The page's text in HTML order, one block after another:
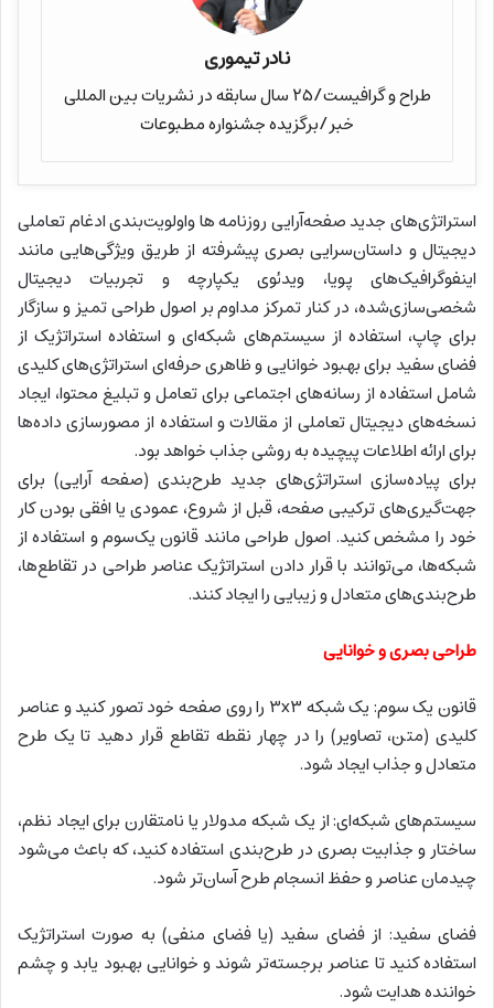
نادر تیموری
طراح و گرافیست/۲۵ سال سابقه در نشریات بین المللی
خبر/برگزیده جشنواره مطبوعات
استراتژی‌های جدید صفحه‌آرایی روزنامه ها واولویت‌بندی ادغام تعاملی
دیجیتال و داستان‌سرایی بصری پیشرفته از طریق ویژگی‌هایی مانند
اینفوگرافیک‌های پویا، ویدئوی یکپارچه و تجربیات دیجیتال
شخصی‌سازی‌شده، در کنار تمرکز مداوم بر اصول طراحی تمیز و سازگار
برای چاپ، استفاده از سیستم‌های شبکه‌ای و استفاده استراتژیک از
فضای سفید برای بهبود خوانایی و ظاهری حرفه‌ای استراتژی‌های کلیدی
شامل استفاده از رسانه‌های اجتماعی برای تعامل و تبلیغ محتوا، ایجاد
نسخه‌های دیجیتال تعاملی از مقالات و استفاده از مصورسازی داده‌ها
برای ارائه اطلاعات پیچیده به روشی جذاب خواهد بود.
برای پیاده‌سازی استراتژی‌های جدید طرح‌بندی (صفحه آرایی) برای
جهت‌گیری‌های ترکیبی صفحه، قبل از شروع، عمودی یا افقی بودن کار
خود را مشخص کنید. اصول طراحی مانند قانون یک‌سوم و استفاده از
شبکه‌ها، می‌توانند با قرار دادن استراتژیک عناصر طراحی در تقاطع‌ها،
طرح‌بندی‌های متعادل و زیبایی‌ را ایجاد کنند.
طراحی بصری و خوانایی
قانون یک سوم: یک شبکه ۳x۳ را روی صفحه خود تصور کنید و عناصر
کلیدی (متن، تصاویر) را در چهار نقطه تقاطع قرار دهید تا یک طرح
متعادل و جذاب ایجاد شود.
سیستم‌های شبکه‌ای: از یک شبکه مدولار یا نامتقارن برای ایجاد نظم،
ساختار و جذابیت بصری در طرح‌بندی استفاده کنید، که باعث می‌شود
چیدمان عناصر و حفظ انسجام طرح آسان‌تر شود.
فضای سفید: از فضای سفید (یا فضای منفی) به صورت استراتژیک
استفاده کنید تا عناصر برجسته‌تر شوند و خوانایی بهبود یابد و چشم
خواننده هدایت شود.